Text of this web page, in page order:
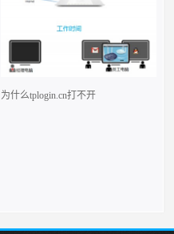
为什么tplogin.cn打不开